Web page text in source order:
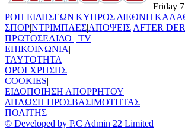
Friday
ΡΟΗ ΕΙΔΗΣΕΩΝ|ΚΥΠΡΟΣ|ΔΙΕΘΝΗ|
ΣΠΟΡ|ΝΤΡΙΜΠΛΕΣ|ΑΠΟΨΕΙΣ|AFTER
ΠΡΩΤΟΣΕΛΙΔΟ | TV
ΕΠΙΚΟΙΝΩΝΙΑ|
TAYTOTHTA|
ΟΡΟΙ ΧΡΗΣΗΣ|
COOKIES|
ΕΙΔΟΠΟΙΗΣΗ ΑΠΟΡΡΗΤΟΥ|
ΔΗΛΩΣΗ ΠΡΟΣΒΑΣΙΜΟΤΗΤΑΣ|
ΠΟΛΙΤΗΣ
© Developed by P.C Admin 22 Limited